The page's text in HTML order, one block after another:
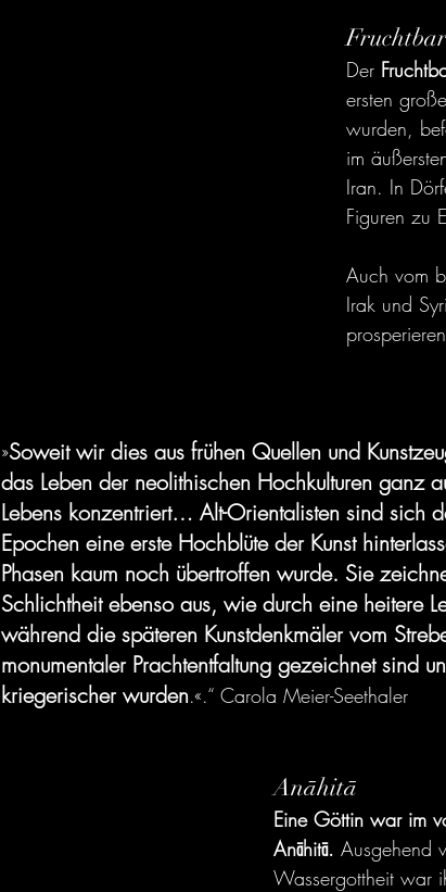
Der
ersten
wurden,
im
Iran. In
Figuren zu
Auch vom
Irak und
»Soweit wir dies aus frühen Quellen und
das Leben der neolithischen Hochkulturen ganz
Lebens konzentriert… Alt-Orientalisten sind sich
Epochen eine erste Hochblüte der Kunst
Phasen kaum noch übertroffen wurde. Sie
Schlichtheit ebenso aus, wie durch eine heitere
während die späteren Kunstdenkmäler vom
monumentaler Prachtentfaltung gezeichnet sind
kriegerischer wurden.«.“ Carola Meier-Seethaler
Anāhitā
Eine Göttin war im
Anāhitā. Ausgehend
Wassergottheit war